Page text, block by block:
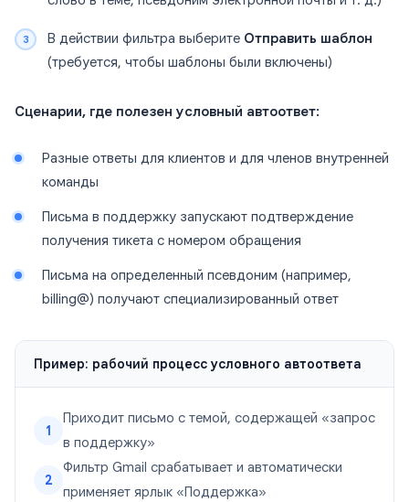
В действии фильтра выберите Отправить шаблон
(требуется, чтобы шаблоны были включены)
Сценарии, где полезен условный автоответ:
Разные ответы для клиентов и для членов внутренней
команды
Письма в поддержку запускают подтверждение
получения тикета с номером обращения
Письма на определенный псевдоним (например,
billing@) получают специализированный ответ
Пример: рабочий процесс условного автоответа
1
Приходит письмо с темой, содержащей «запрос
в поддержку»
2
Фильтр Gmail срабатывает и автоматически
применяет ярлык «Поддержка»